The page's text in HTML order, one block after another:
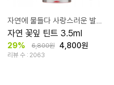
자연 꽃잎 틴트 3.5ml
29% 6,800원 4,800원
리뷰 수 : 2063